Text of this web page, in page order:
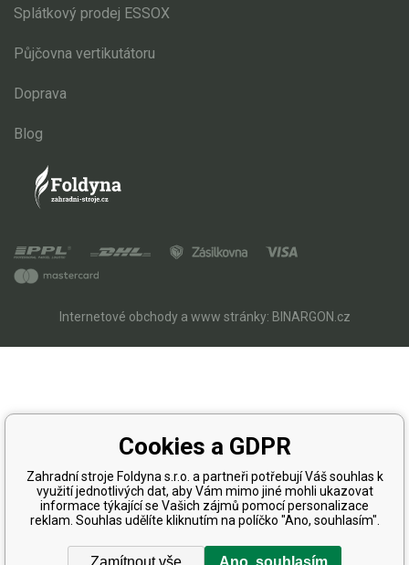
Splátkový prodej ESSOX
Půjčovna vertikutátoru
Doprava
Blog
Internetové obchodya www stránky: BINARGON.cz
Cookies a GDPR
Zahradní stroje Foldyna s.r.o. a partneři potřebují Váš souhlas k
využití jednotlivých dat, aby Vám mimo jiné mohli ukazovat
informace týkající se Vašich zájmů pomocí personalizace
reklam. Souhlas udělíte kliknutím na políčko "Ano, souhlasím".
Zamítnout vše Ano, souhlasím